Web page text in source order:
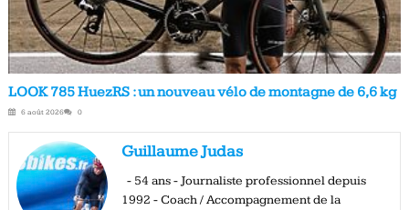
LOOK 785 HuezRS : un nouveau vélo de montagne de 6,6 kg
6 août 2026 0
Guillaume Judas
- 54 ans - Journaliste professionnel depuis
1992 - Coach / Accompagnement de la